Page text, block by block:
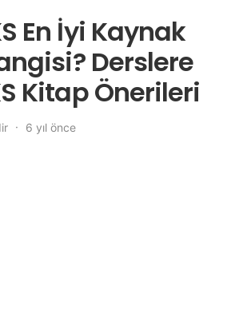
En İyi Kaynak
Derslere
Kitap Önerileri
6 yıl önce